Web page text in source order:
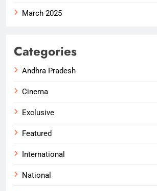
March 2025
Categories
Andhra Pradesh
Cinema
Exclusive
Featured
International
National